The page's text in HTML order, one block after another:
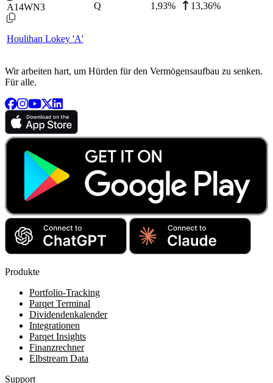
A14WN3
Houlihan Lokey 'A'
Q 1,93% 13,36%
Wir arbeiten hart, um Hürden für den Vermögensaufbau zu senken.
Für alle.
Produkte
Portfolio-Tracking
Parqet Terminal
Dividendenkalender
Integrationen
Parqet Insights
Finanzrechner
Elbstream Data
Support